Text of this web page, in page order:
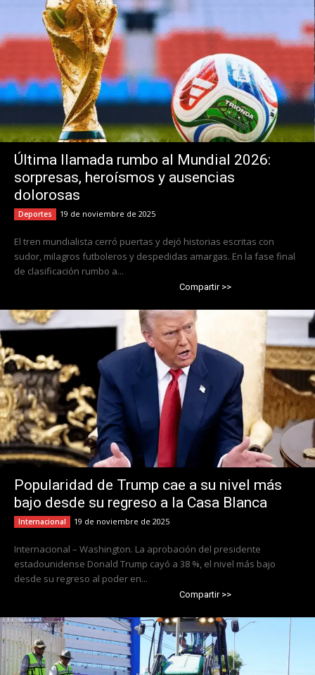
Última llamada rumbo al Mundial 2026:
sorpresas, heroísmos y ausencias
dolorosas
Deportes 19 de noviembre de 2025
El tren mundialista cerró puertas y dejó historias escritas con
sudor, milagros futboleros y despedidas amargas. En la fase final
de clasificación rumbo a...
Compartir >>
Popularidad de Trump cae a su nivel más
bajo desde su regreso a la Casa Blanca
Internacional 19 de noviembre de 2025
Internacional – Washington. La aprobación del presidente
estadounidense Donald Trump cayó a 38 %, el nivel más bajo
desde su regreso al poder en...
Compartir >>